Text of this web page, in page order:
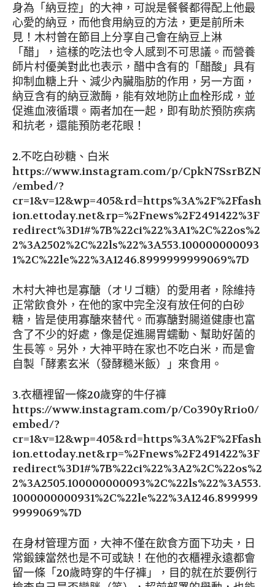
身為「納豆控」的大神，可說是餐餐都得配上他最
心愛的納豆，而他食用納豆的方法，更是前所未
見！木村曾在節目上分享自己會在納豆上淋
「醋」，這樣的吃法也令人感到不可思議。而營養
師片村優美對此也表示，醋中含有的「醋酸」具有
抑制血糖上升、減少內臟脂肪的作用，另一方面，
納豆含有的納豆激酶，能有效地防止血栓形成，並
促進血液循環。兩者加在一起，即有助於預防疾病
和抗老，還能預防老花眼！
2.不吃白砂糖、白米
https://www.instagram.com/p/CpkN7SsrBZN
/embed/?
cr=1&v=12&wp=405&rd=https%3A%2F%2Ffash
ion.ettoday.net&rp=%2Fnews%2F2491422%3F
redirect%3D1#%7B%22ci%22%3A1%2C%22os%2
2%3A2502%2C%22ls%22%3A553.100000000093
1%2C%22le%22%3A1246.8999999999069%7D
木村大神也是寡醣（オリゴ糖）的愛用者，除維持
正常飲食外，在他的家中完全沒有放任何的白砂
糖，皆是使用寡醣來替代。而寡醣對腸道健康也富
含了不少的好處，像是促進腸胃蠕動、幫助好菌的
生長等。另外，大神平時在家也不吃白米，而是會
自製「酵素玄米（發酵糙米飯）」來食用。
3.衣櫃裡留一條20歲穿的牛仔褲
https://www.instagram.com/p/Co390yRrio0/
embed/?
cr=1&v=12&wp=405&rd=https%3A%2F%2Ffash
ion.ettoday.net&rp=%2Fnews%2F2491422%3F
redirect%3D1#%7B%22ci%22%3A2%2C%22os%2
2%3A2505.100000000093%2C%22ls%22%3A553.
1000000000931%2C%22le%22%3A1246.899999
9999069%7D
在身材管理方面，大神不僅在飲食方面下功夫，日
常鍛鍊當然也是不可或缺！在他的衣櫃裡永遠都會
留一條「20歲時穿的牛仔褲」，目的就在於要例行